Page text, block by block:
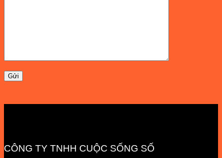
CÔNG TY TNHH CUỘC SỐNG SỐ